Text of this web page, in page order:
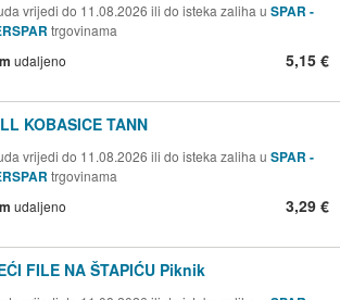
vrijedi do 11.08.2026 ili do isteka zaliha u SPAR -
trgovinama
udaljeno 5,15 €
KOBASICE TANN
vrijedi do 11.08.2026 ili do isteka zaliha u SPAR -
trgovinama
udaljeno 3,29 €
FILE NA ŠTAPIĆU Piknik